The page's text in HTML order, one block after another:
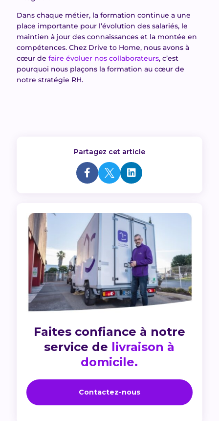
Dans chaque métier, la formation continue a une
place importante pour l’évolution des salariés, le
maintien à jour des connaissances et la montée en
compétences. Chez Drive to Home, nous avons à
cœur de faire évoluer nos collaborateurs, c’est
pourquoi nous plaçons la formation au cœur de
notre stratégie RH.
Partagez cet article
  
Faites confiance à notre
service de livraison à
domicile.
Contactez-nous